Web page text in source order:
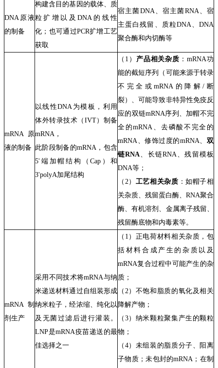
DNA原液
的制备
构建含 目的基因的载体、质
粒扩增以及DNA的线性
化 ；也可通过PCR扩增工艺
获取
宿主菌DNA、宿主菌RNA、宿
主蛋白残留 、 质粒DNA、DNA
聚合酶和 内切酶等
mRNA原
液的制备
以线性DNA为模板，利用
体外转录技术（IVT）制备
mRNA，
此阶段制备的mRNA ， 包含
5'端加帽结构（Cap）和
3'polyA加尾结构
（ 1 ） 产品相关杂质 ：mRNA功
能的截短序列（可能来源于转录
不完全或mRNA 的降解/ 断
裂）、可能导致非特异性免疫反
应的双链mRNA序列、加帽不完
全的mRNA 、去磷酸不完全的
mRNA、修饰过度的mRNA、双
链RNA、 长链RNA、残留模板
DNA等 ；
（ 2） 工艺相关杂质 ：如帽子相
关杂质、 残留蛋白酶、 RNA聚合
酶、有机溶剂、 金属离子残留、
残留酶底物和 内毒素等。
mRNA制
剂生产
采用不同技术将mRNA与纳
米递送材料通过自组装形成
纳米粒子，经浓缩、纯化以
及无菌过滤后进行灌装。
LNP是mRNA疫苗递送的最
佳选择之一
（ 1 ）正电荷材料相关杂质，包
括材料合成产生的杂质以及
mRNA复合过程中可能产生的杂
质；
（ 2）不饱和脂质的氧化及相关
降解产物；
（ 3）纳米颗粒聚集产生的颗粒
物；
（ 4）未组装的脂质分子、阳离
子物质；未包封的mRNA ；在制